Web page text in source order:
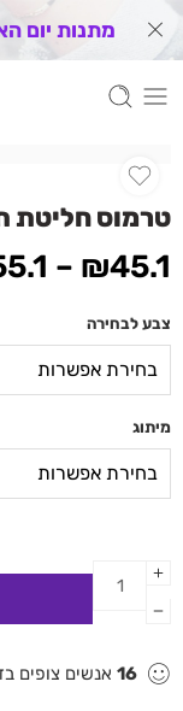
מתנות יום
טרמוס חליטת
₪45.1
–
צבע לבחירה
מיתוג
16 אנשים צופים